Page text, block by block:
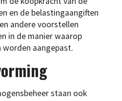
en de belastingaangiften
andere voorstellen
in de manier waarop
worden aangepast.
staan ook